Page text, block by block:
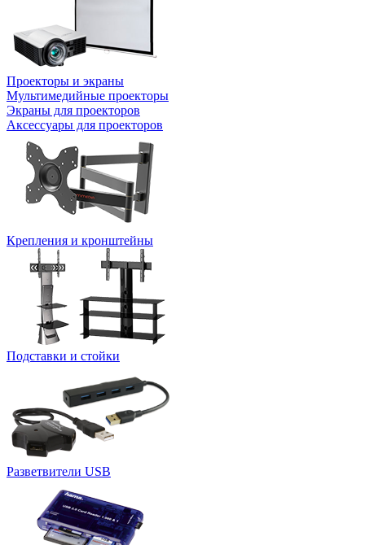
Проекторы и экраны
Мультимедийные проекторы
Экраны для проекторов
Аксессуары для проекторов
Крепления и кронштейны
Подставки и стойки
Разветвители USB